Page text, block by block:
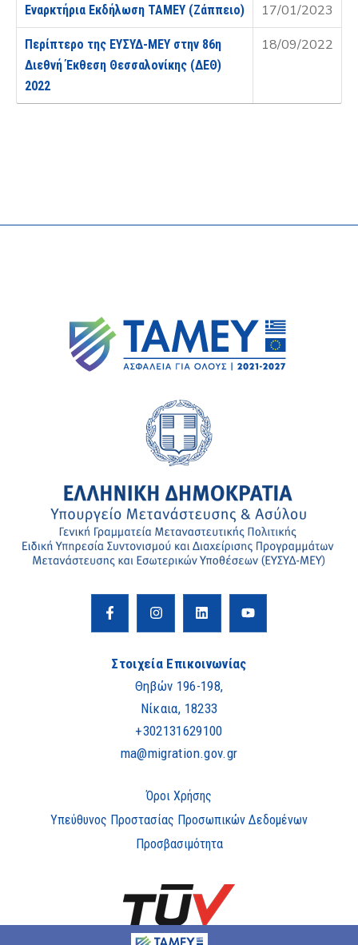
Εναρκτήρια Εκδήλωση ΤΑΜΕΥ (Ζάππειο) 17/01/2023
Περίπτερο της ΕΥΣΥΔ-ΜΕΥ στην 86η
Διεθνή Έκθεση Θεσσαλονίκης (ΔΕΘ)
2022
18/09/2022
Στοιχεία Επικοινωνίας
Θηβών 196-198,
Νίκαια, 18233
+302131629100
ma@migration.gov.gr
Όροι Χρήσης
Υπεύθυνος Προστασίας Προσωπικών Δεδομένων
Προσβασιμότητα